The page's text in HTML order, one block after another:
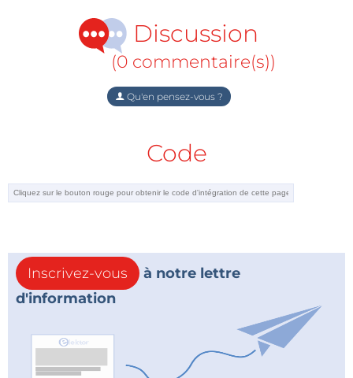
Discussion
(0 commentaire(s))
Qu'en pensez-vous ?
Code
Inscrivez-vous
à notre lettre
d'information